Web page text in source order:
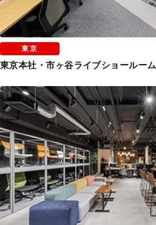
東京
東京本社・市ヶ谷ライブショールーム